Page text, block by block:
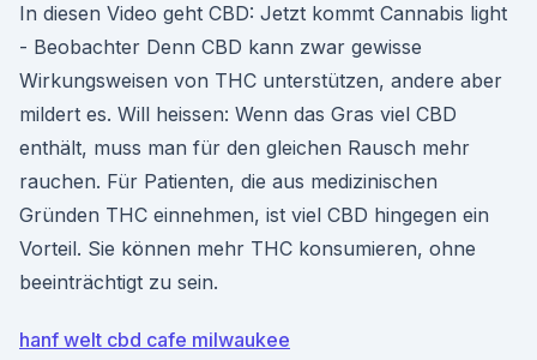
In diesen Video geht CBD: Jetzt kommt Cannabis light
- Beobachter Denn CBD kann zwar gewisse
Wirkungsweisen von THC unterstützen, andere aber
mildert es. Will heissen: Wenn das Gras viel CBD
enthält, muss man für den gleichen Rausch mehr
rauchen. Für Patienten, die aus medizinischen
Gründen THC einnehmen, ist viel CBD hingegen ein
Vorteil. Sie können mehr THC konsumieren, ohne
beeinträchtigt zu sein.
hanf welt cbd cafe milwaukee